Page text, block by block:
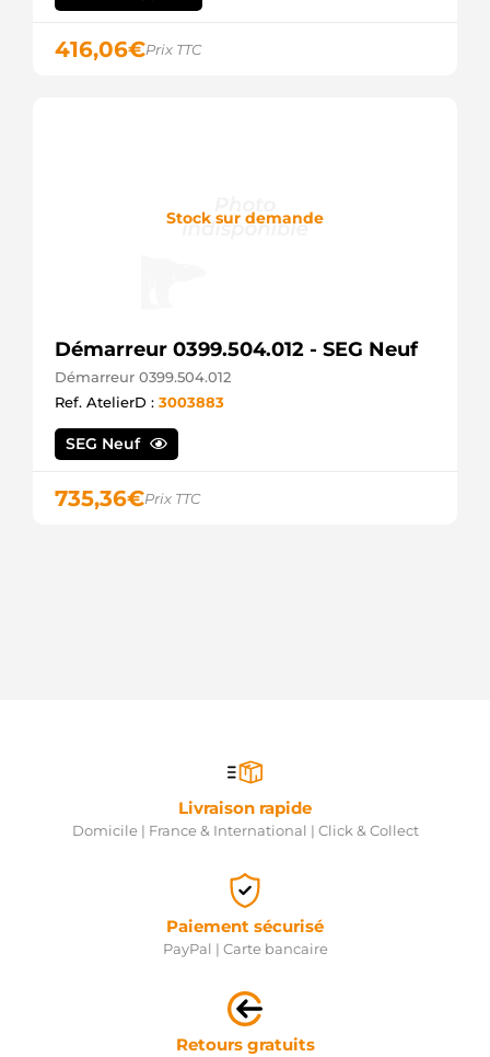
416,06€Prix TTC
Stock sur demande
Démarreur 0399.504.012 - SEG Neuf
Démarreur 0399.504.012
Ref. AtelierD : 3003883
SEG Neuf
735,36€Prix TTC
Livraison rapide
Domicile | France & International | Click & Collect
Paiement sécurisé
PayPal | Carte bancaire
Retours gratuits